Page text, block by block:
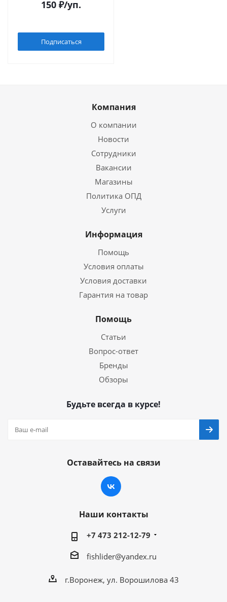
150 ₽/уп.
Подписаться
Компания
О компании
Новости
Сотрудники
Вакансии
Магазины
Политика ОПД
Услуги
Информация
Помощь
Условия оплаты
Условия доставки
Гарантия на товар
Помощь
Статьи
Вопрос-ответ
Бренды
Обзоры
Будьте всегда в курсе!
Оставайтесь на связи
Наши контакты
+7 473 212-12-79
fishlider@yandex.ru
г.Воронеж, ул. Ворошилова 43